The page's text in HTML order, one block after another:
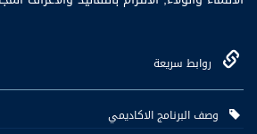
روابط سريعة
وصف البرنامج الاكاديمي